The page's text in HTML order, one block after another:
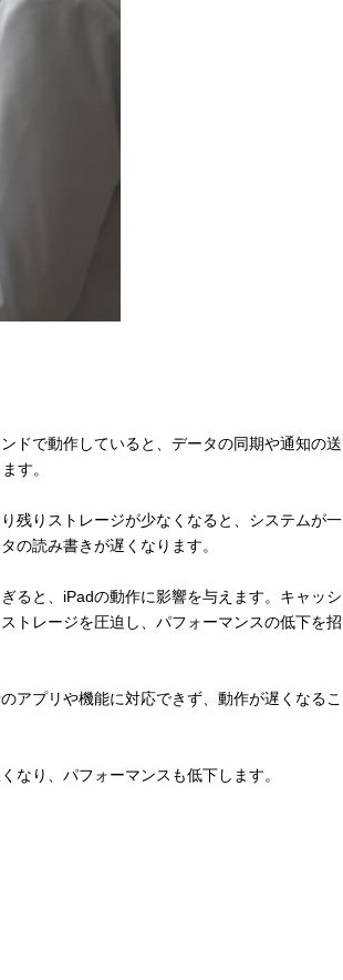
ドで動作していると、データの同期や通知の送
す。
残りストレージが少なくなると、システムが一
の読み書きが遅くなります。
ると、iPadの動作に影響を与えます。キャッシ
トレージを圧迫し、パフォーマンスの低下を招
アプリや機能に対応できず、動作が遅くなるこ
なり、パフォーマンスも低下します。